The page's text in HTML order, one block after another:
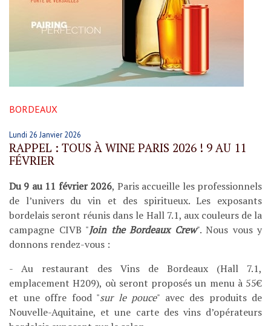
BORDEAUX
Lundi 26 Janvier 2026
RAPPEL : TOUS À WINE PARIS 2026 ! 9 AU 11
FÉVRIER
Du 9 au 11 février 2026, Paris accueille les professionnels
de l’univers du vin et des spiritueux. Les exposants
bordelais seront réunis dans le Hall 7.1, aux couleurs de la
campagne CIVB "Join the Bordeaux Crew". Nous vous y
donnons rendez-vous :
- Au restaurant des Vins de Bordeaux (Hall 7.1,
emplacement H209), où seront proposés un menu à 55€
et une offre food "sur le pouce" avec des produits de
Nouvelle-Aquitaine, et une carte des vins d’opérateurs